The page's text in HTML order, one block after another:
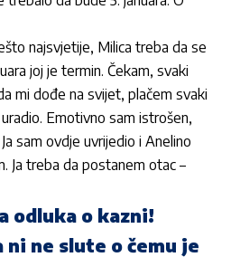
najsvjetije, Milica treba da se
joj je termin. Čekam, svaki
mi dođe na svijet, plačem svaki
Emotivno sam istrošen,
sam ovdje uvrijedio i Anelino
Ja treba da postanem otac –
odluka o kazni!
ne slute o čemu je